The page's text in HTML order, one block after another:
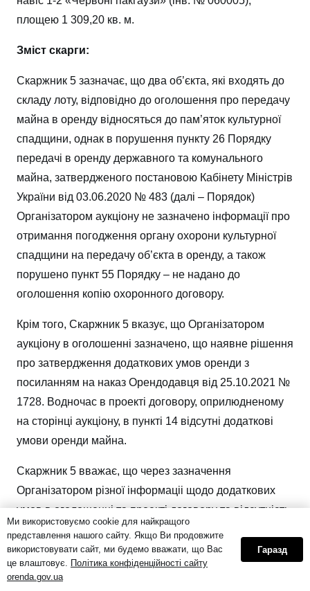
площею 1 309,20 кв. м.
Зміст скарги:
Скаржник 5 зазначає, що два об’єкта, які входять до
складу лоту, відповідно до оголошення про передачу
майна в оренду відносяться до пам’яток культурної
спадщини, однак в порушення пункту 26 Порядку
передачі в оренду державного та комунального
майна, затвердженого постановою Кабінету Міністрів
України від 03.06.2020 № 483 (далі – Порядок)
Органiзатором аукціону не зазначено інформації про
отримання погодження органу охорони культурної
спадщини на передачу об’єкта в оренду, а також
порушено пункт 55 Порядку – не надано до
оголошення копiю охоронного договору.
Крім того, Скаржник 5 вказує, що Організатором
аукціону в оголошеннi зазначено, що наявне рішення
про затвердження додаткових умов оренди з
посиланням на наказ Орендодавця від 25.10.2021 №
1728. Водночас в проектi договору, оприлюдненому
на сторінці аукціону, в пункті 14 відсутні додаткові
умови оренди майна.
Скаржник 5 вважає, що через зазначення
Органiзатором рiзної iнформацii щодо додаткових
умов в оголошеннi та проектi договору та вiдсутнiсть
можливостi у учасникiв ознайомитись з обов’язками,
встановленими уповноваженим органом, оскiльки
вiдповдне рiшення не було завантажене на сторінку
Ми використовуємо cookie для найкращого
представлення нашого сайту. Якщо Ви продовжите
використовувати сайт, ми будемо вважати, що Вас
це влаштовує. Політика конфіденційності сайту
orenda.gov.ua
Гаразд